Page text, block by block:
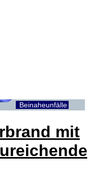
Beinaheunfälle
mit